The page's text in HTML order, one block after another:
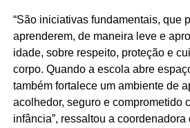
“São iniciativas fundamentais, que
aprenderem, de maneira leve e
idade, sobre respeito, proteção e
corpo. Quando a escola abre
também fortalece um ambiente de
acolhedor, seguro e comprometido
infância”, ressaltou a coordenadora